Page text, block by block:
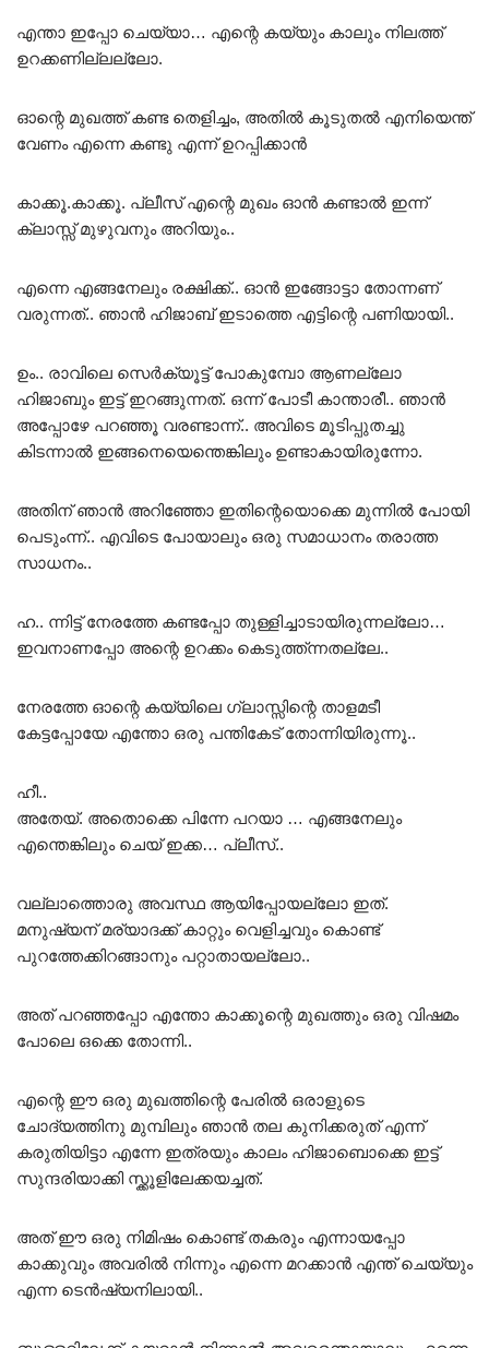
എന്താ ഇപ്പോ ചെയ്യാ… എന്റെ കയ്യും കാലും നിലത്ത്
ഉറക്കണില്ലല്ലോ.
ഓന്റെ മുഖത്ത് കണ്ട തെളിച്ചം, അതിൽ കൂടുതൽ എനിയെന്ത്
വേണം എന്നെ കണ്ടു എന്ന് ഉറപ്പിക്കാൻ
കാക്കൂ.കാക്കൂ. പ്ലീസ് എന്റെ മുഖം ഓൻ കണ്ടാൽ ഇന്ന്
ക്ലാസ്സ് മുഴുവനും അറിയും..
എന്നെ എങ്ങനേലും രക്ഷിക്ക്.. ഓൻ ഇങ്ങോട്ടാ തോന്നണ്
വരുന്നത്.. ഞാൻ ഹിജാബ് ഇടാത്തെ എട്ടിന്റെ പണിയായി..
ഉം.. രാവിലെ സെർക്യൂട്ട് പോകുമ്പോ ആണല്ലോ
ഹിജാബും ഇട്ട് ഇറങ്ങുന്നത്. ഒന്ന് പോടീ കാന്താരീ.. ഞാൻ
അപ്പോഴേ പറഞ്ഞൂ വരണ്ടാന്ന്.. അവിടെ മൂടിപ്പുതച്ചു
കിടന്നാൽ ഇങ്ങനെയെന്തെങ്കിലും ഉണ്ടാകായിരുന്നോ.
അതിന് ഞാൻ അറിഞ്ഞോ ഇതിന്റെയൊക്കെ മുന്നിൽ പോയി
പെടുംന്ന്.. എവിടെ പോയാലും ഒരു സമാധാനം തരാത്ത
സാധനം..
ഹ.. ന്നിട്ട് നേരത്തേ കണ്ടപ്പോ തുള്ളിച്ചാടായിരുന്നല്ലോ…
ഇവനാണപ്പോ അന്റെ ഉറക്കം കെടുത്ത്ന്നതല്ലേ..
നേരത്തേ ഓന്റെ കയ്യിലെ ഗ്ലാസ്സിന്റെ താളമടീ
കേട്ടപ്പോയേ എന്തോ ഒരു പന്തികേട് തോന്നിയിരുന്നൂ..
ഹീ..
അതേയ്. അതൊക്കെ പിന്നേ പറയാ … എങ്ങനേലും
എന്തെങ്കിലും ചെയ് ഇക്ക… പ്ലീസ്..
വല്ലാത്തൊരു അവസ്ഥ ആയിപ്പോയല്ലോ ഇത്.
മനുഷ്യന് മര്യാദക്ക് കാറ്റും വെളിച്ചവും കൊണ്ട്
പുറത്തേക്കിറങ്ങാനും പറ്റാതായല്ലോ..
അത് പറഞ്ഞപ്പോ എന്തോ കാക്കൂന്റെ മുഖത്തും ഒരു വിഷമം
പോലെ ഒക്കെ തോന്നി..
എന്റെ ഈ ഒരു മുഖത്തിന്റെ പേരിൽ ഒരാളുടെ
ചോദ്യത്തിനു മുമ്പിലും ഞാൻ തല കുനിക്കരുത് എന്ന്
കരുതിയിട്ടാ എന്നേ ഇത്രയും കാലം ഹിജാബൊക്കെ ഇട്ട്
സുന്ദരിയാക്കി സ്ക്കൂളിലേക്കയച്ചത്.
അത് ഈ ഒരു നിമിഷം കൊണ്ട് തകരും എന്നായപ്പോ
കാക്കുവും അവരിൽ നിന്നും എന്നെ മറക്കാൻ എന്ത് ചെയ്യും
എന്ന ടെൻഷ്യനിലായി..